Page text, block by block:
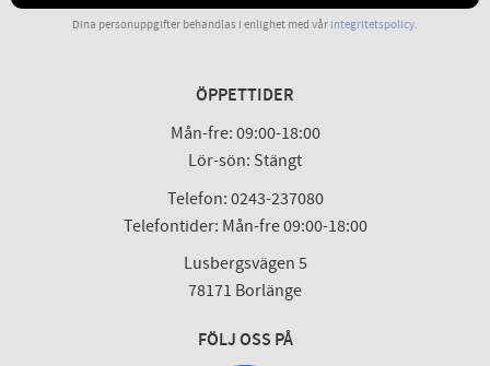
Dina personuppgifter behandlas i enlighet med vår integritetspolicy.
ÖPPETTIDER
Mån-fre: 09:00-18:00
Lör-sön: Stängt
Telefon: 0243-237080
Telefontider: Mån-fre 09:00-18:00
Lusbergsvägen 5
78171 Borlänge
FÖLJ OSS PÅ